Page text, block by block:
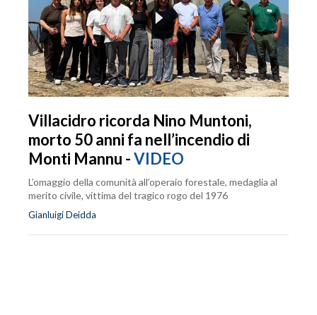
Villacidro ricorda Nino Muntoni,
morto 50 anni fa nell’incendio di
Monti Mannu -VIDEO
L’omaggio della comunità all’operaio forestale, medaglia al
merito civile, vittima del tragico rogo del 1976
Gianluigi Deidda